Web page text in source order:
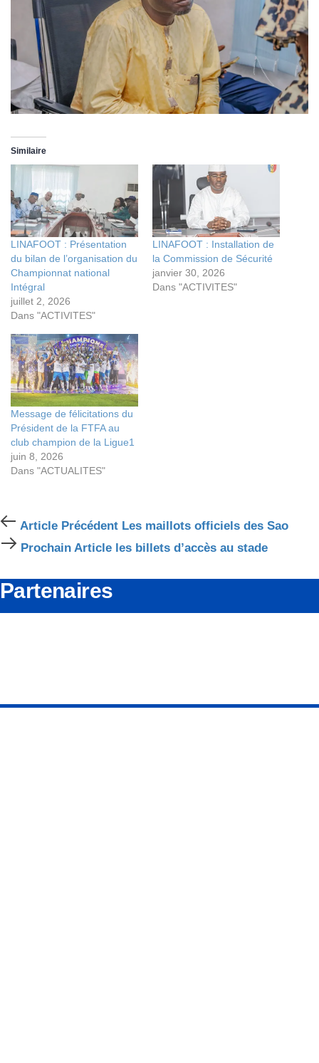
Similaire
LINAFOOT : Présentation
du bilan de l’organisation du
Championnat national
Intégral
juillet 2, 2026
Dans "ACTIVITES"
LINAFOOT : Installation de
la Commission de Sécurité
janvier 30, 2026
Dans "ACTIVITES"
Message de félicitations du
Président de la FTFA au
club champion de la Ligue1
juin 8, 2026
Dans "ACTUALITES"
Article
Précédent
Article Précédent Les maillots officiels des Sao
Prochain
Prochain Article les billets d’accès au stade
Partenaires